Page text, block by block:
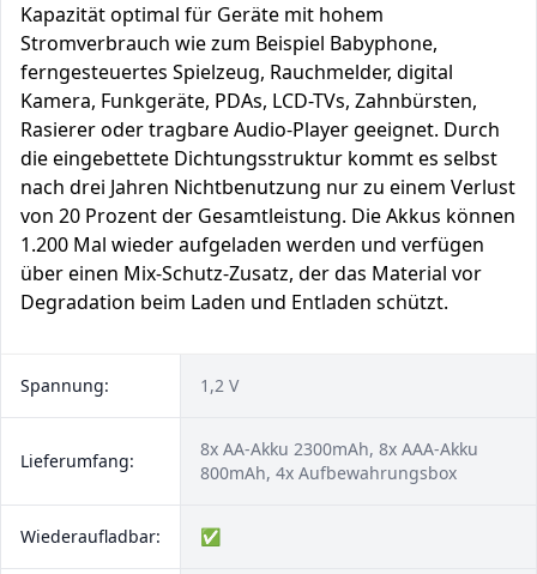
Kapazität optimal für Geräte mit hohem
Stromverbrauch wie zum Beispiel Babyphone,
ferngesteuertes Spielzeug, Rauchmelder, digital
Kamera, Funkgeräte, PDAs, LCD-TVs, Zahnbürsten,
Rasierer oder tragbare Audio-Player geeignet. Durch
die eingebettete Dichtungsstruktur kommt es selbst
nach drei Jahren Nichtbenutzung nur zu einem Verlust
von 20 Prozent der Gesamtleistung. Die Akkus können
1.200 Mal wieder aufgeladen werden und verfügen
über einen Mix-Schutz-Zusatz, der das Material vor
Degradation beim Laden und Entladen schützt.
Spannung: 1,2 V
Lieferumfang:
8x AA-Akku 2300mAh, 8x AAA-Akku
800mAh, 4x Aufbewahrungsbox
Wiederaufladbar: ✅